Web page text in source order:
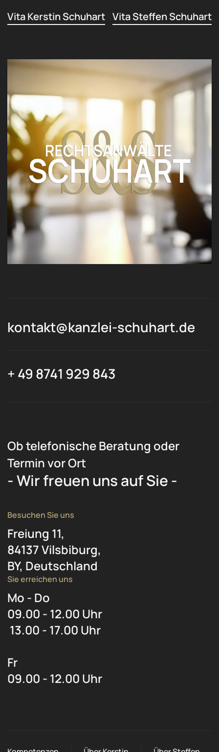
Vita Kerstin Schuhart Vita Steffen Schuhart
kontakt@kanzlei-schuhart.de
+ 49 8741 929 843
Ob telefonische Beratung oder
Termin vor Ort
- Wir freuen uns auf Sie -
Besuchen Sie uns
Freiung 11,
84137 Vilsbiburg,
BY, Deutschland
Sie erreichen uns
Mo - Do
09.00 - 12.00 Uhr
13.00 - 17.00 Uhr
Fr
09.00 - 12.00 Uhr